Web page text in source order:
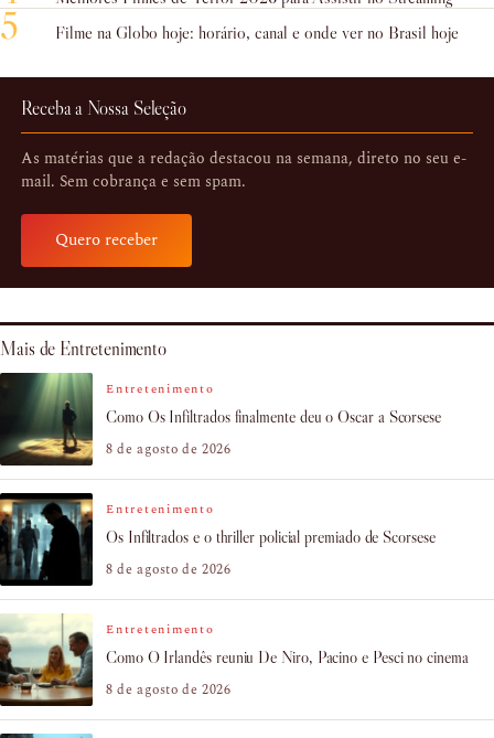
5 Filme na Globo hoje: horário, canal e onde ver no Brasil hoje
Receba a Nossa Seleção
As matérias que a redação destacou na semana, direto no seu e-
mail. Sem cobrança e sem spam.
Quero receber
Mais de Entretenimento
Entretenimento
Como Os Infiltrados finalmente deu o Oscar a Scorsese
8 de agosto de 2026
Entretenimento
Os Infiltrados e o thriller policial premiado de Scorsese
8 de agosto de 2026
Entretenimento
Como O Irlandês reuniu De Niro, Pacino e Pesci no cinema
8 de agosto de 2026